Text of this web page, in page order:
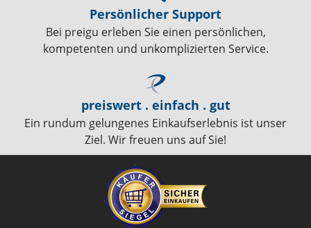
Persönlicher Support
Bei preigu erleben Sie einen persönlichen,
kompetenten und unkomplizierten Service.
preiswert . einfach . gut
Ein rundum gelungenes Einkaufserlebnis ist unser
Ziel. Wir freuen uns auf Sie!